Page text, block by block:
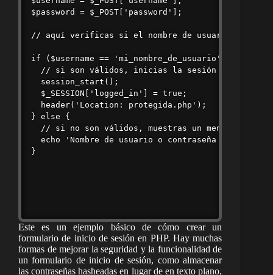
$password = $_POST['password'];
// aquí verificas si el nombre de usuario y la
if ($username == 'mi_nombre_de_usuario' &&
// si son válidos, inicias la sesión y
  session_start();
  $_SESSION['logged_in'] = true;
  header('Location: protegida.php');
} else {
// si no son válidos, muestras un mensaje de
echo 'Nombre de usuario o contraseña
Este es un ejemplo básico de cómo crear un
formulario de inicio de sesión en PHP. Hay muchas
formas de mejorar la seguridad y la funcionalidad de
un formulario de inicio de sesión, como almacenar
las contraseñas hasheadas en lugar de en texto plano,